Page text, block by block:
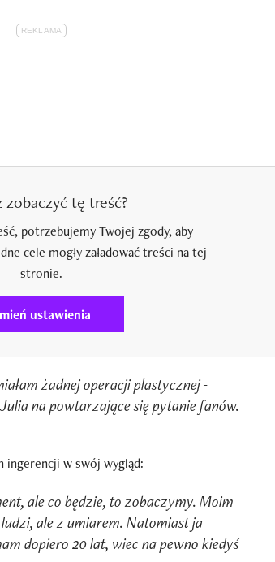
zobaczyć tę treść?
potrzebujemy Twojej zgody, aby
cele mogły załadować treści na tej
stronie.
ustawienia
żadnej operacji plastycznej -
na powtarzające się pytanie fanów.
ingerencji w swój wygląd:
ale co będzie, to zobaczymy. Moim
ale z umiarem. Natomiast ja
dopiero 20 lat, wiec na pewno kiedyś